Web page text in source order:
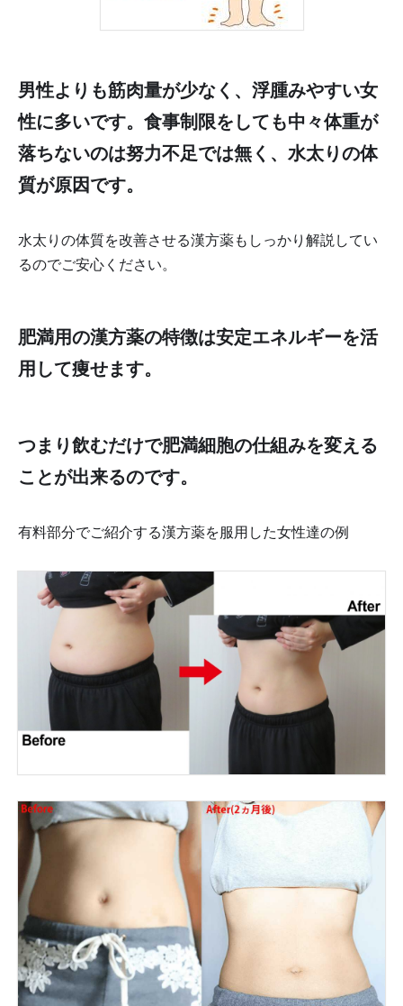
男性よりも筋肉量が少なく、浮腫みやすい女
性に多いです。食事制限をしても中々体重が
落ちないのは努力不足では無く、水太りの体
質が原因です。
水太りの体質を改善させる漢方薬もしっかり解説してい
るのでご安心ください。
肥満用の漢方薬の特徴は安定エネルギーを活
用して痩せます。
つまり飲むだけで肥満細胞の仕組みを変える
ことが出来るのです。
有料部分でご紹介する漢方薬を服用した女性達の例